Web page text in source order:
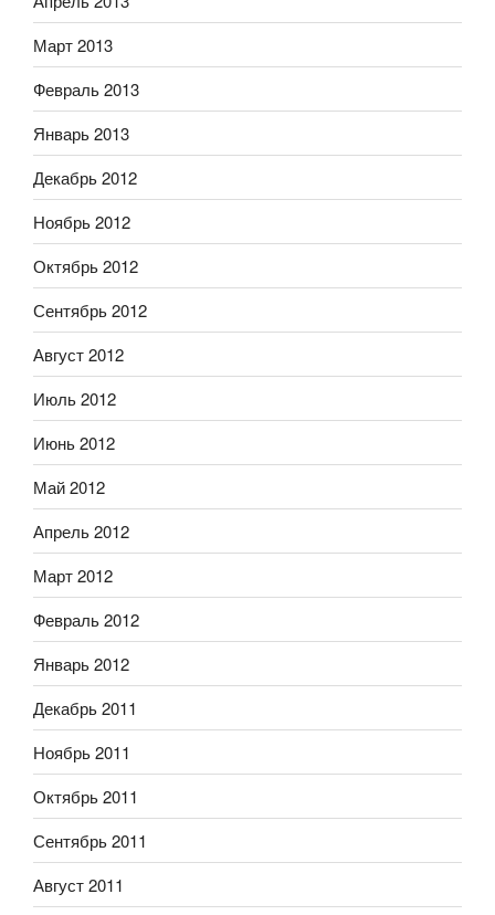
Март 2013
Февраль 2013
Январь 2013
Декабрь 2012
Ноябрь 2012
Октябрь 2012
Сентябрь 2012
Август 2012
Июль 2012
Июнь 2012
Май 2012
Апрель 2012
Март 2012
Февраль 2012
Январь 2012
Декабрь 2011
Ноябрь 2011
Октябрь 2011
Сентябрь 2011
Август 2011